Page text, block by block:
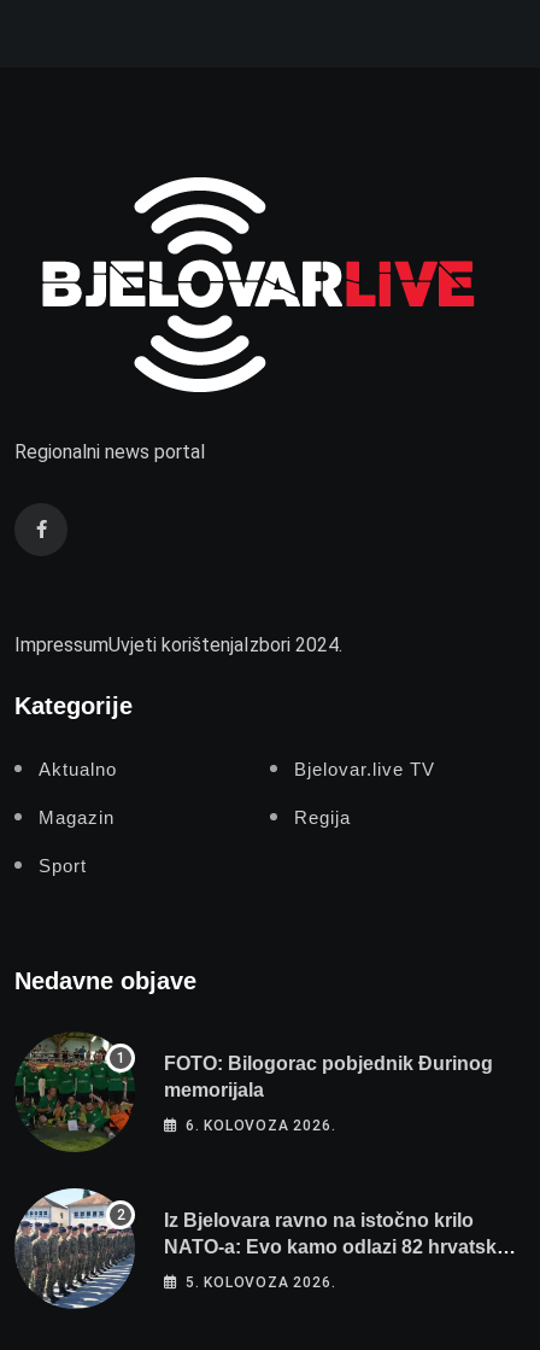
Regionalni news portal
ImpressumUvjeti korištenjaIzbori 2024.
Kategorije
Aktualno Bjelovar.live TV
Magazin Regija
Sport
Nedavne objave
FOTO: Bilogorac pobjednik Đurinog
memorijala
6. KOLOVOZA 2026.
Iz Bjelovara ravno na istočno krilo
NATO-a: Evo kamo odlazi 82 hrvatska
vojnika i 6 vojnikinja
5. KOLOVOZA 2026.